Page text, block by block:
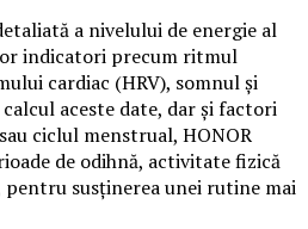
a nivelului de energie al
indicatori precum ritmul
cardiac (HRV), somnul și
aceste date, dar și factori
ciclul menstrual, HONOR
de odihnă, activitate fizică
pentru susținerea unei rutine mai